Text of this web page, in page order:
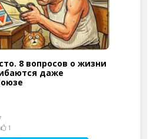
8 вопросов о жизни
даже
1